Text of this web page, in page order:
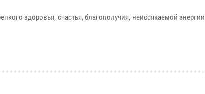
здоровья, счастья, благополучия, неиссякаемой энергии